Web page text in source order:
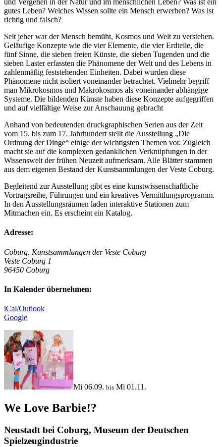
und Vergehen in der Natur und im menschlichen Leben? Was ist ein
gutes Leben? Welches Wissen sollte ein Mensch erwerben? Was ist
richtig und falsch?
Seit jeher war der Mensch bemüht, Kosmos und Welt zu verstehen.
Geläufige Konzepte wie die vier Elemente, die vier Erdteile, die
fünf Sinne, die sieben freien Künste, die sieben Tugenden und die
sieben Laster erfassten die Phänomene der Welt und des Lebens in
zahlenmäßig feststehenden Einheiten. Dabei wurden diese
Phänomene nicht isoliert voneinander betrachtet. Vielmehr begriff
man Mikrokosmos und Makrokosmos als voneinander abhängige
Systeme. Die bildenden Künste haben diese Konzepte aufgegriffen
und auf vielfältige Weise zur Anschauung gebracht
Anhand von bedeutenden druckgraphischen Serien aus der Zeit
vom 15. bis zum 17. Jahrhundert stellt die Ausstellung „Die
Ordnung der Dinge“ einige der wichtigsten Themen vor. Zugleich
macht sie auf die komplexen gedanklichen Verknüpfungen in der
Wissenswelt der frühen Neuzeit aufmerksam. Alle Blätter stammen
aus dem eigenen Bestand der Kunstsammlungen der Veste Coburg.
Begleitend zur Ausstellung gibt es eine kunstwissenschaftliche
Vortragsreihe, Führungen und ein kreatives Vermittlungsprogramm.
In den Ausstellungsräumen laden interaktive Stationen zum
Mitmachen ein. Es erscheint ein Katalog.
Adresse:
Coburg, Kunstsammlungen der Veste Coburg
Veste Coburg 1
96450 Coburg
In Kalender übernehmen:
iCal/Outlook
Google
Mi 06.09. bis Mi 01.11.
We Love Barbie!?
Neustadt bei Coburg, Museum der Deutschen
Spielzeugindustrie